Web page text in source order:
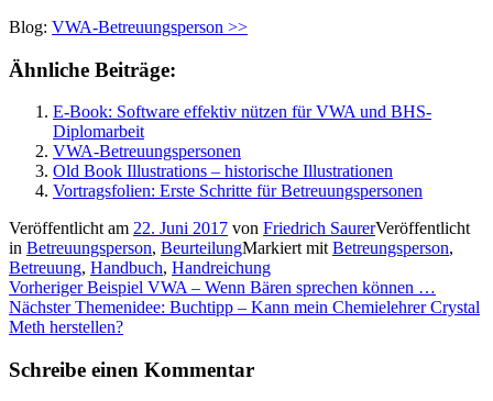
Blog: VWA-Betreuungsperson >>
Ähnliche Beiträge:
E-Book: Software effektiv nützen für VWA und BHS-
Diplomarbeit
VWA-Betreuungspersonen
Old Book Illustrations – historische Illustrationen
Vortragsfolien: Erste Schritte für Betreuungspersonen
Veröffentlicht am 22. Juni 2017 von Friedrich SaurerVeröffentlicht
in Betreuungsperson, BeurteilungMarkiert mit Betreungsperson,
Betreuung, Handbuch, Handreichung
Beitragsnavigation
Vorheriger Vorheriger
Beitrag:
Beispiel VWA – Wenn Bären sprechen können …
Nächster Nächster
Beitrag:
Themenidee: Buchtipp – Kann mein Chemielehrer Crystal
Meth herstellen?
Schreibe einen Kommentar